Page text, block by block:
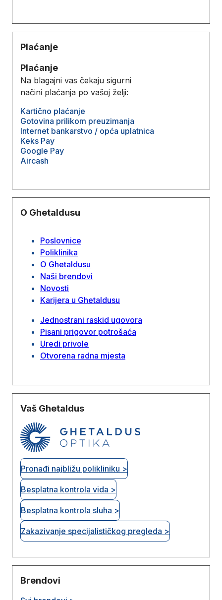
Plaćanje
Plaćanje
Na blagajni vas čekaju sigurni
načini plaćanja po vašoj želji:
Kartično plaćanje
Gotovina prilikom preuzimanja
Internet bankarstvo / opća uplatnica
Keks Pay
Google Pay
Aircash
O Ghetaldusu
Poslovnice
Poliklinika
O Ghetaldusu
Naši brendovi
Novosti
Karijera u Ghetaldusu
Jednostrani raskid ugovora
Pisani prigovor potrošaća
Uredi privole
Otvorena radna mjesta
Vaš Ghetaldus
Pronađi najbližu polikliniku >
Besplatna kontrola vida >
Besplatna kontrola sluha >
Zakazivanje specijalističkog pregleda >
Brendovi